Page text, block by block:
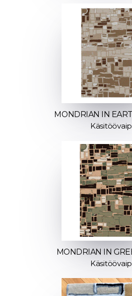
MONDRIAN IN
Käsitöövaip
MONDRIAN IN
Käsitöövaip